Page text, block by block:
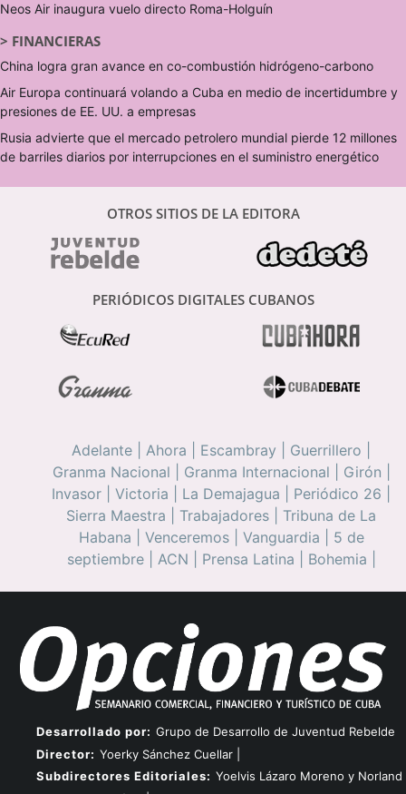
Neos Air inaugura vuelo directo Roma-Holguín
> FINANCIERAS
China logra gran avance en co-combustión hidrógeno-carbono
Air Europa continuará volando a Cuba en medio de incertidumbre y
presiones de EE. UU. a empresas
Rusia advierte que el mercado petrolero mundial pierde 12 millones
de barriles diarios por interrupciones en el suministro energético
OTROS SITIOS DE LA EDITORA
PERIÓDICOS DIGITALES CUBANOS
Adelante Ahora Escambray Guerrillero
Granma Nacional
Granma Internacional Girón
Invasor
Victoria La Demajagua Periódico 26
Sierra Maestra
Trabajadores
Tribuna de La
Habana
Venceremos| Vanguardia
5 de
septiembre| ACN Prensa Latina Bohemia
Desarrollado por: Grupo de Desarrollo de Juventud Rebelde
Director: Yoerky Sánchez Cuellar |
Subdirectores Editoriales: Yoelvis Lázaro Moreno y Norland